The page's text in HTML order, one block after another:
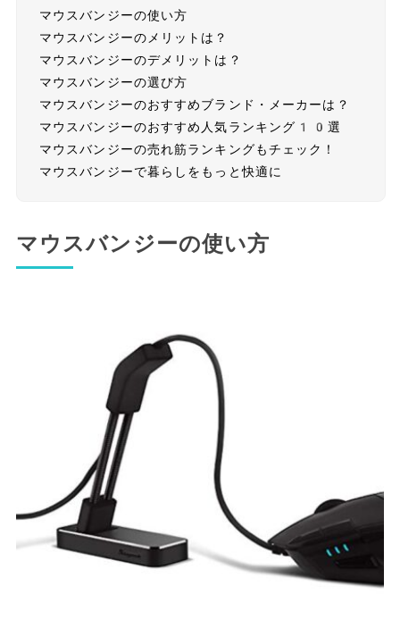
マウスバンジーの使い方
マウスバンジーのメリットは？
マウスバンジーのデメリットは？
マウスバンジーの選び方
マウスバンジーのおすすめブランド・メーカーは？
マウスバンジーのおすすめ人気ランキング10選
マウスバンジーの売れ筋ランキングもチェック！
マウスバンジーで暮らしをもっと快適に
マウスバンジーの使い方